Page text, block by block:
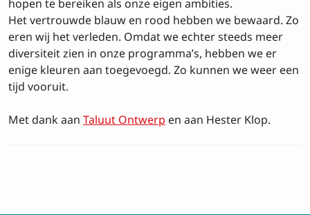
Het vertrouwde blauw en rood hebben we bewaard. Zo
eren wij het verleden. Omdat we echter steeds meer
diversiteit zien in onze programma’s, hebben we er
enige kleuren aan toegevoegd. Zo kunnen we weer een
tijd vooruit.
Met dank aanTaluut Ontwerp en aan Hester Klop.
Inschrijven op de
Voornaam